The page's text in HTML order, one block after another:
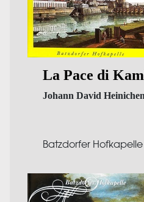
La Pace di
Johann David Heinichen
Batzdorfer Hofkapelle